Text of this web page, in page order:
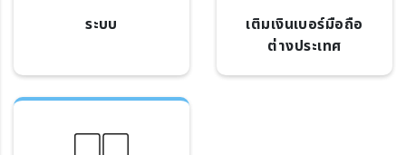
ระบบ
เติมเงินเบอร์มือถือ
ต่างประเทศ